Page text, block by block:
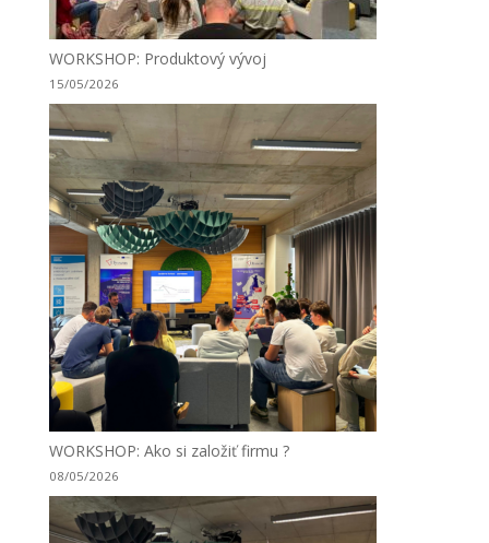
WORKSHOP: Produktový vývoj
15/05/2026
WORKSHOP: Ako si založiť firmu ?
08/05/2026